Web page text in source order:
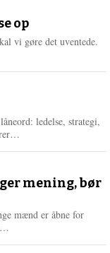
e
r
e
op
vi gøre det uventede.
ledelse, strategi,
e mening, bør
mænd er åbne for